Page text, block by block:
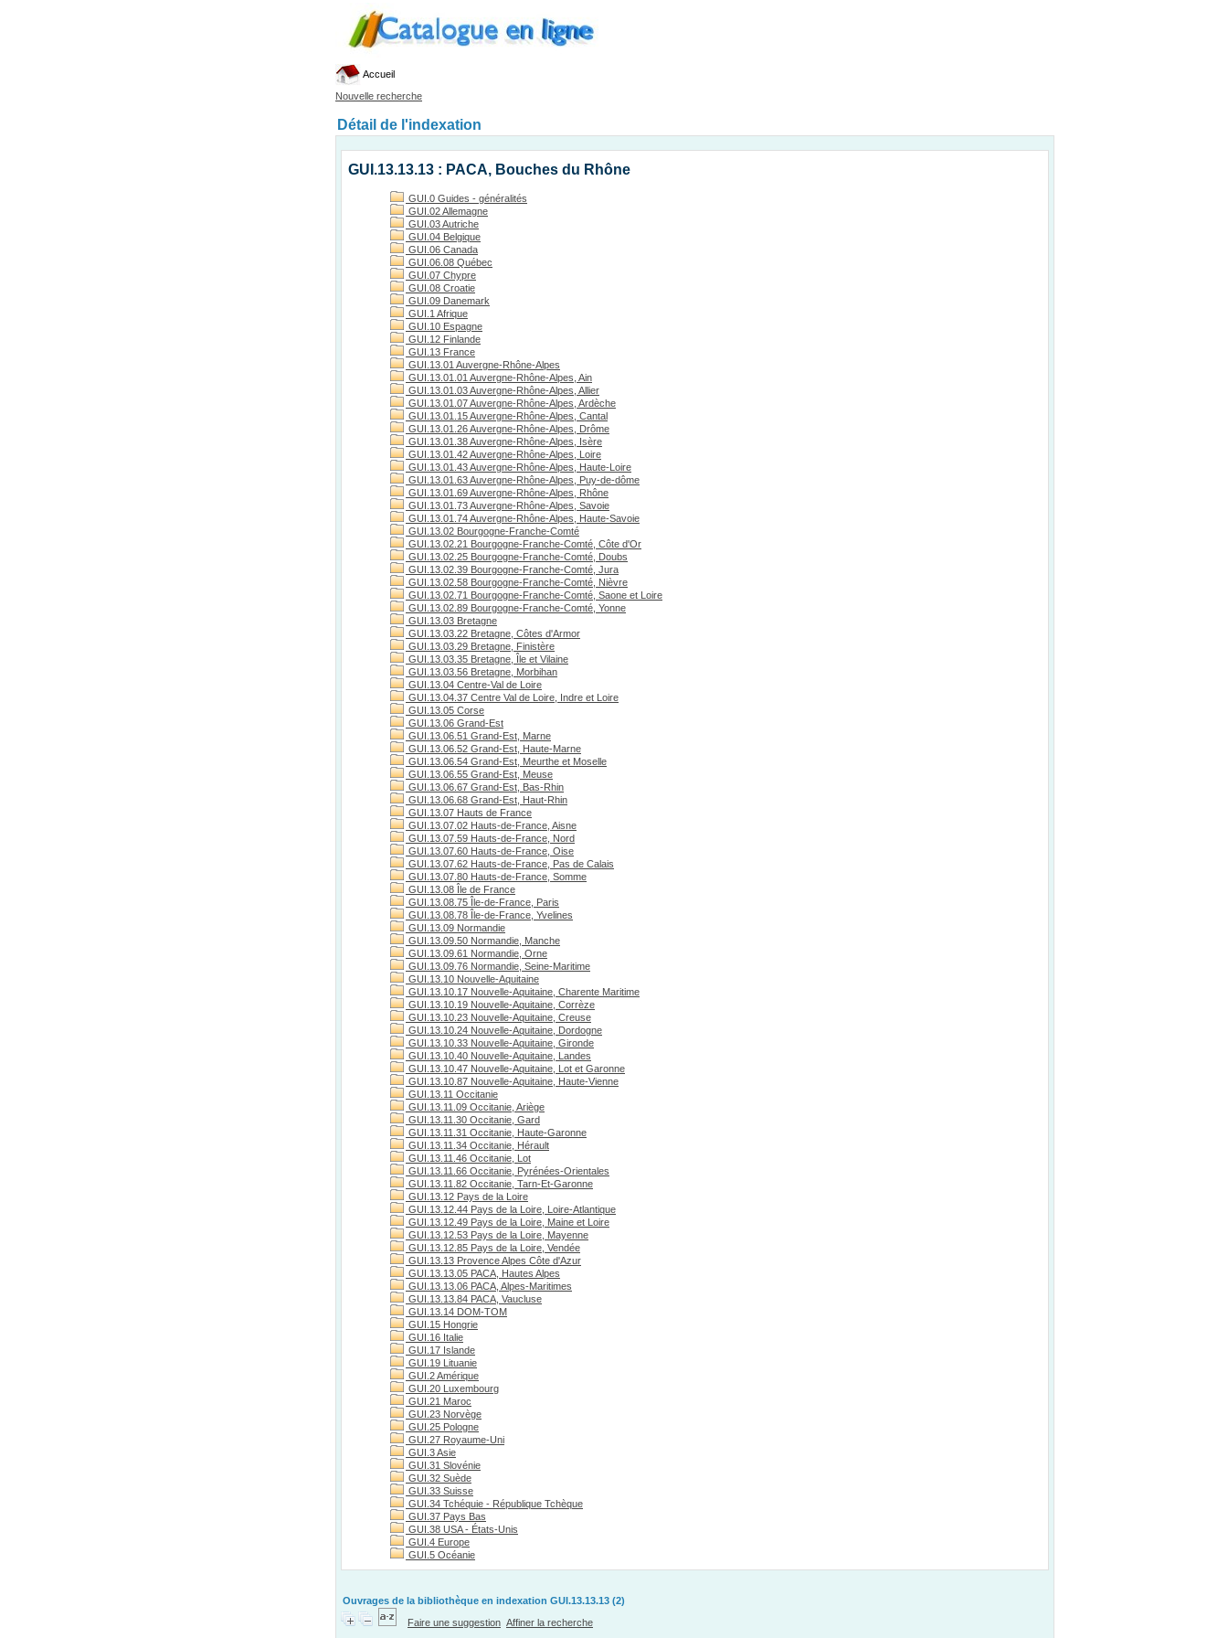
Accueil
Nouvelle recherche
Détail de l'indexation
GUI.13.13.13 : PACA, Bouches du Rhône
GUI.0 Guides - généralités
GUI.02 Allemagne
GUI.03 Autriche
GUI.04 Belgique
GUI.06 Canada
GUI.06.08 Québec
GUI.07 Chypre
GUI.08 Croatie
GUI.09 Danemark
GUI.1 Afrique
GUI.10 Espagne
GUI.12 Finlande
GUI.13 France
GUI.13.01 Auvergne-Rhône-Alpes
GUI.13.01.01 Auvergne-Rhône-Alpes, Ain
GUI.13.01.03 Auvergne-Rhône-Alpes, Allier
GUI.13.01.07 Auvergne-Rhône-Alpes, Ardèche
GUI.13.01.15 Auvergne-Rhône-Alpes, Cantal
GUI.13.01.26 Auvergne-Rhône-Alpes, Drôme
GUI.13.01.38 Auvergne-Rhône-Alpes, Isère
GUI.13.01.42 Auvergne-Rhône-Alpes, Loire
GUI.13.01.43 Auvergne-Rhône-Alpes, Haute-Loire
GUI.13.01.63 Auvergne-Rhône-Alpes, Puy-de-dôme
GUI.13.01.69 Auvergne-Rhône-Alpes, Rhône
GUI.13.01.73 Auvergne-Rhône-Alpes, Savoie
GUI.13.01.74 Auvergne-Rhône-Alpes, Haute-Savoie
GUI.13.02 Bourgogne-Franche-Comté
GUI.13.02.21 Bourgogne-Franche-Comté, Côte d'Or
GUI.13.02.25 Bourgogne-Franche-Comté, Doubs
GUI.13.02.39 Bourgogne-Franche-Comté, Jura
GUI.13.02.58 Bourgogne-Franche-Comté, Nièvre
GUI.13.02.71 Bourgogne-Franche-Comté, Saone et Loire
GUI.13.02.89 Bourgogne-Franche-Comté, Yonne
GUI.13.03 Bretagne
GUI.13.03.22 Bretagne, Côtes d'Armor
GUI.13.03.29 Bretagne, Finistère
GUI.13.03.35 Bretagne, Île et Vilaine
GUI.13.03.56 Bretagne, Morbihan
GUI.13.04 Centre-Val de Loire
GUI.13.04.37 Centre Val de Loire, Indre et Loire
GUI.13.05 Corse
GUI.13.06 Grand-Est
GUI.13.06.51 Grand-Est, Marne
GUI.13.06.52 Grand-Est, Haute-Marne
GUI.13.06.54 Grand-Est, Meurthe et Moselle
GUI.13.06.55 Grand-Est, Meuse
GUI.13.06.67 Grand-Est, Bas-Rhin
GUI.13.06.68 Grand-Est, Haut-Rhin
GUI.13.07 Hauts de France
GUI.13.07.02 Hauts-de-France, Aisne
GUI.13.07.59 Hauts-de-France, Nord
GUI.13.07.60 Hauts-de-France, Oise
GUI.13.07.62 Hauts-de-France, Pas de Calais
GUI.13.07.80 Hauts-de-France, Somme
GUI.13.08 Île de France
GUI.13.08.75 Île-de-France, Paris
GUI.13.08.78 Île-de-France, Yvelines
GUI.13.09 Normandie
GUI.13.09.50 Normandie, Manche
GUI.13.09.61 Normandie, Orne
GUI.13.09.76 Normandie, Seine-Maritime
GUI.13.10 Nouvelle-Aquitaine
GUI.13.10.17 Nouvelle-Aquitaine, Charente Maritime
GUI.13.10.19 Nouvelle-Aquitaine, Corrèze
GUI.13.10.23 Nouvelle-Aquitaine, Creuse
GUI.13.10.24 Nouvelle-Aquitaine, Dordogne
GUI.13.10.33 Nouvelle-Aquitaine, Gironde
GUI.13.10.40 Nouvelle-Aquitaine, Landes
GUI.13.10.47 Nouvelle-Aquitaine, Lot et Garonne
GUI.13.10.87 Nouvelle-Aquitaine, Haute-Vienne
GUI.13.11 Occitanie
GUI.13.11.09 Occitanie, Ariège
GUI.13.11.30 Occitanie, Gard
GUI.13.11.31 Occitanie, Haute-Garonne
GUI.13.11.34 Occitanie, Hérault
GUI.13.11.46 Occitanie, Lot
GUI.13.11.66 Occitanie, Pyrénées-Orientales
GUI.13.11.82 Occitanie, Tarn-Et-Garonne
GUI.13.12 Pays de la Loire
GUI.13.12.44 Pays de la Loire, Loire-Atlantique
GUI.13.12.49 Pays de la Loire, Maine et Loire
GUI.13.12.53 Pays de la Loire, Mayenne
GUI.13.12.85 Pays de la Loire, Vendée
GUI.13.13 Provence Alpes Côte d'Azur
GUI.13.13.05 PACA, Hautes Alpes
GUI.13.13.06 PACA, Alpes-Maritimes
GUI.13.13.84 PACA, Vaucluse
GUI.13.14 DOM-TOM
GUI.15 Hongrie
GUI.16 Italie
GUI.17 Islande
GUI.19 Lituanie
GUI.2 Amérique
GUI.20 Luxembourg
GUI.21 Maroc
GUI.23 Norvège
GUI.25 Pologne
GUI.27 Royaume-Uni
GUI.3 Asie
GUI.31 Slovénie
GUI.32 Suède
GUI.33 Suisse
GUI.34 Tchéquie - République Tchèque
GUI.37 Pays Bas
GUI.38 USA - États-Unis
GUI.4 Europe
GUI.5 Océanie
Ouvrages de la bibliothèque en indexation GUI.13.13.13 (2)
Faire une suggestion Affiner la recherche